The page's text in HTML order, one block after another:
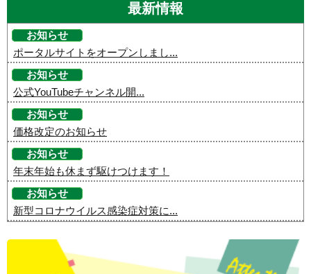
最新情報
お知らせ
ポータルサイトをオープンしまし...
お知らせ
公式YouTubeチャンネル開...
お知らせ
価格改定のお知らせ
お知らせ
年末年始も休まず駆けつけます！
お知らせ
新型コロナウイルス感染症対策に...